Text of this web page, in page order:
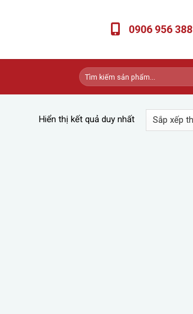
0906 956 388
Tìm
kiếm:
Hiển thị kết quả duy nhất